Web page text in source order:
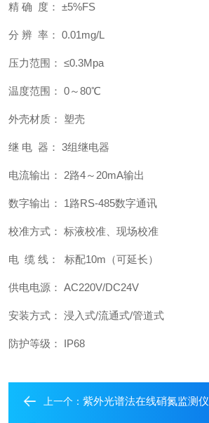
精 确 度： ±5%FS
分 辨 率： 0.01mg/L
压力范围： ≤0.3Mpa
温度范围： 0～80℃
外壳材质： 塑壳
继 电 器： 3组继电器
电流输出： 2路4～20mA输出
数字输出： 1路RS-485数字通讯
校准方式： 标液校准、现场校准
电 缆 线： 标配10m（可延长）
供电电源： AC220V/DC24V
安装方式： 浸入式/流通式/管道式
防护等级： IP68
上一个： 紫外光谱法在线硝氮监测仪